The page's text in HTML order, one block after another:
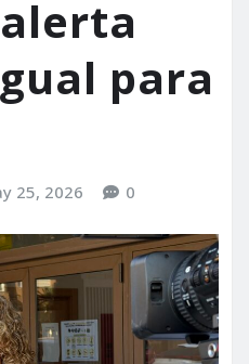
para
25, 2026 0